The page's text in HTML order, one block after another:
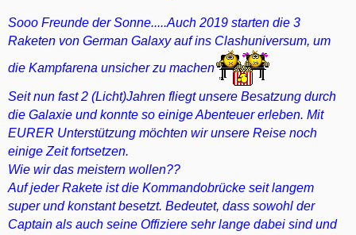
mehr und mehr erfolgreich anlegen.
Mit 3 Raumschiffen sind wir nun schon enige
Zeitim All unterwegs und erleben so manche,
clashige Abenteuer. Doch selbst die beste
Besatzung hat manchmal Verluste zu beklagen.
Im Folgenden könnt ihr über die Links den
erwähnten 2. Blick auf uns riskieren. Aktuell
sehen wir noch von Einzelvorstellungen der
Clans ab. Also keine Panik, dass ich alle 3
Clans hier erwähne.Auf allen Schiffen suchen
Sooo Freunde der Sonne.....Auch 2019 starten die 3
Raketen von German Galaxy auf ins Clashuniversum, um
die Kampfarena unsicher zu machen
Seit nun fast 2 (Licht)Jahren fliegt unsere Besatzung durch
die Galaxie und konnte so einige Abenteuer erleben. Mit
EURER Unterstützung möchten wir unsere Reise noch
einige Zeit fortsetzen.
Wie wir das meistern wollen??
Auf jeder Rakete ist die Kommandobrücke seit langem
super und konstant besetzt. Bedeutet, dass sowohl der
Captain als auch seine Offiziere sehr lange dabei sind und